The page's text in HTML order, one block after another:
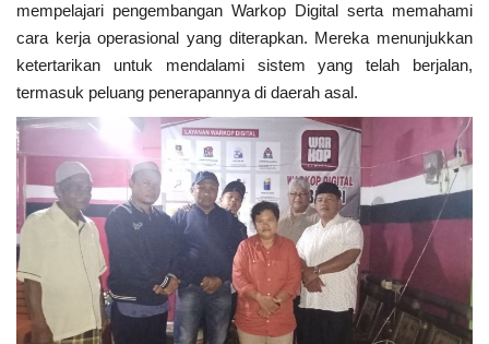
Layanan Publik
Perempuan/Anak
mempelajari pengembangan Warkop Digital serta memahami
cara kerja operasional yang diterapkan. Mereka menunjukkan
ketertarikan untuk mendalami sistem yang telah berjalan,
termasuk peluang penerapannya di daerah asal.